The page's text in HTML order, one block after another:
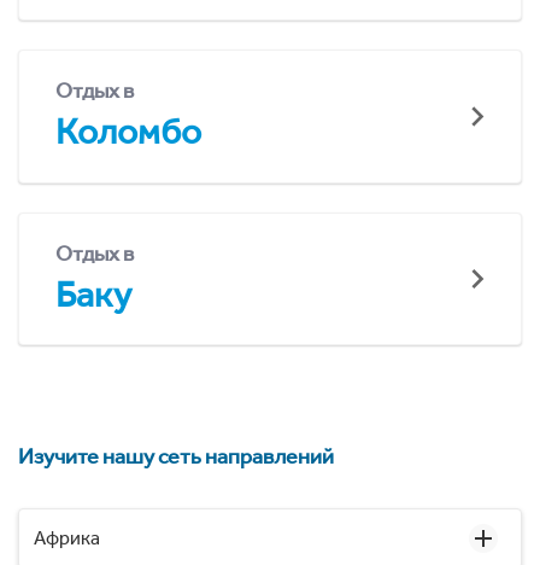
Отдых в
Коломбо
Отдых в
Баку
Изучите нашу сеть направлений
Африка